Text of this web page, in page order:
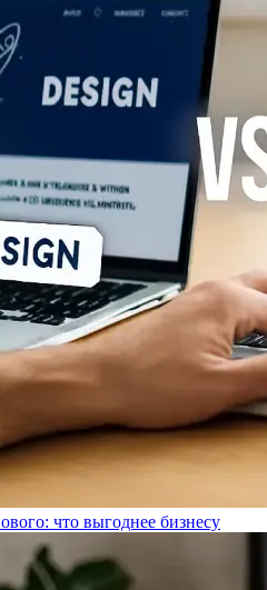
что выгоднее бизнесу